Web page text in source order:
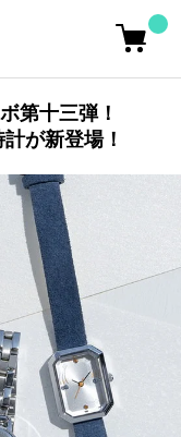
第十三弾！
が新登場！